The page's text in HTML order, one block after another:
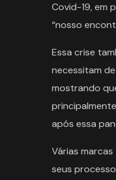
Covid-19, em
“nosso
Essa crise
necessitam
mostrando
após essa
Várias
seus